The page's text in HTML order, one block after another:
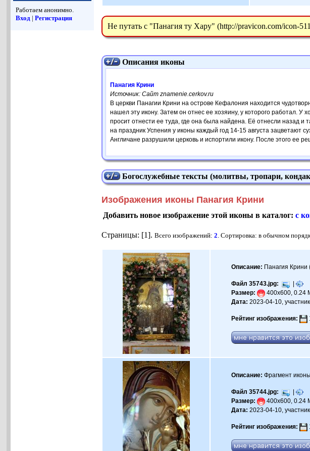
Работаем анонимно.
Вход |Регистрация
Не путать с "Панагия ту Хару" (http://pravicon.com/icon-
Описания иконы
Панагия Крини
Источник: Сайт znamenie.cerkov.ru
В церкви Панагии Крини на острове Кефалония находится
нашел эту икону. Затем он отнес ее хозяину, у которого работал. У
просит отнести ее туда, где она была найдена. Её отнесли назад и
на праздник Успения у иконы каждый год 14-15 августа зацветают
Англичане разрушили церковь и испортили икону. После этого ее
Богослужебные тексты (молитвы, тропари,
Изображения иконы Панагия Крини
Добавить новое изображение этой иконы в каталог:с
Страницы: [1].Всего изображений:2. Сортировка: в обычном
Описание: Панагия
Файл 35743.jpg:
|
Размер:
400x600, 0.24
Дата: 2023-04-10,
Рейтинг изображения:
Описание: Фрагмент иконы
Файл 35744.jpg:
|
Размер:
400x600, 0.24
Дата: 2023-04-10,
Рейтинг изображения: